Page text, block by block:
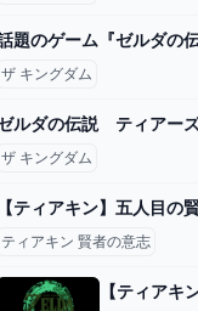
ザ キングダム
ザ キングダム
ティアキン 賢者の意志